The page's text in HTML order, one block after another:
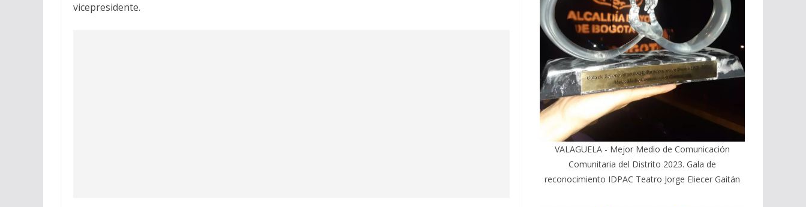
vicepresidente.
VALAGUELA - Mejor Medio de Comunicación
Comunitaria del Distrito 2023. Gala de
reconocimiento IDPAC Teatro Jorge Eliecer Gaitán